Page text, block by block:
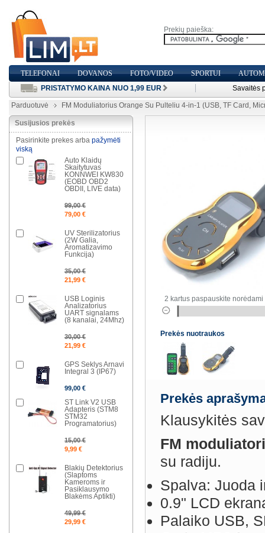
Prekių paieška:
TELEFONAI DOVANOS FOTO/VIDEO SPORTUI
PRISTATYMO KAINA NUO 1,99 EUR
Savaitės
Parduotuvė FM Moduliatorius Orange Su Pulteliu 4-in-1 (USB, TF Card,
2 kartus paspauskite
Prekės nuotraukos
Prekės
Klausykitės
FM
su radiju.
Spalva: Juoda
0.9" LCD
Palaiko USB,
Susijusios prekės
Pasirinkite prekes arba pažymėti
viską
Auto Klaidų
Skaitytuvas
KONNWEI KW830
(EOBD OBD2
OBDII, LIVE data)
99,00 €
79,00 €
UV Sterilizatorius
(2W Galia,
Aromatizavimo
Funkcija)
35,00 €
21,99 €
USB Loginis
Analizatorius
UART signalams
(8 kanalai, 24Mhz)
30,00 €
21,99 €
GPS Seklys Arnavi
Integral 3 (IP67)
99,00 €
ST Link V2 USB
Adapteris (STM8
STM32
Programatorius)
15,00 €
9,99 €
Blakių Detektorius
(Slaptoms
Kameroms ir
Pasiklausymo
Blakėms Aptikti)
49,99 €
29,99 €